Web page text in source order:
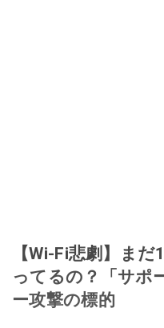
【Wi-Fi悲劇】ま
ってるの？「サポ
ー攻撃の標的